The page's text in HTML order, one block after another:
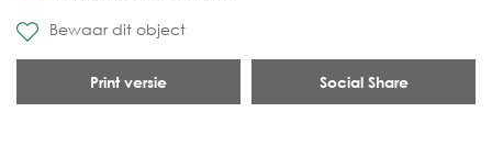
Bewaar dit object
Print versie Social Share